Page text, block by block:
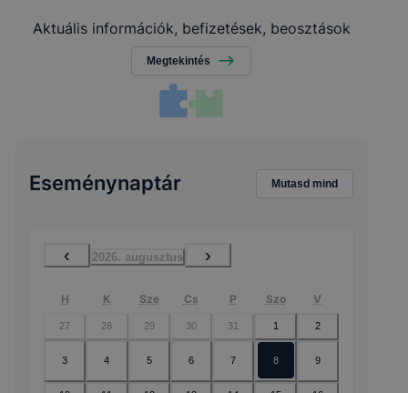
Aktuális információk, befizetések, beosztások
Megtekintés
Eseménynaptár Mutasd mind
‹ 2026. augusztus ›
H K Sze Cs P Szo V
27 28 29 30 31 1 2
3 4 5 6 7 8 9